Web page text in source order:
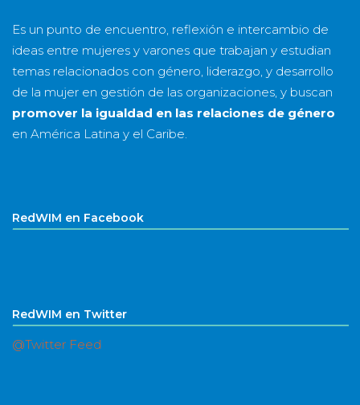
Es un punto de encuentro, reflexión e intercambio de
ideas entre mujeres y varones que trabajan y estudian
temas relacionados con género, liderazgo, y desarrollo
de la mujer en gestión de las organizaciones, y buscan
promover la igualdad en las relaciones de género
en América Latina y el Caribe.
RedWIM en Facebook
RedWIM en Twitter
@Twitter Feed